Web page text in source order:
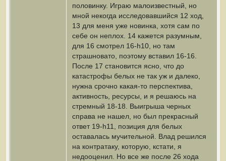
половинку. Играю малоизвестный, но
мной некогда исследовавшийся 12 ход,
13 для меня уже новинка, хотя сам по
себе он неплох. 14 кажется разумным,
для 16 смотрел 16-h10, но там
страшновато, поэтому вставил 16-16.
После 17 становится ясно, что до
катастрофы белых не так уж и далеко,
нужна срочно какая-то перспектива,
активность, ресурсы, и я решаюсь на
стремный 18-18. Выигрыша черных
справа не нашел, но был прекрасный
ответ 19-h11, позиция для белых
оставалась мучительной. Влад решился
на контратаку, которую, кстати, я
недооценил. Но все же после 26 хода